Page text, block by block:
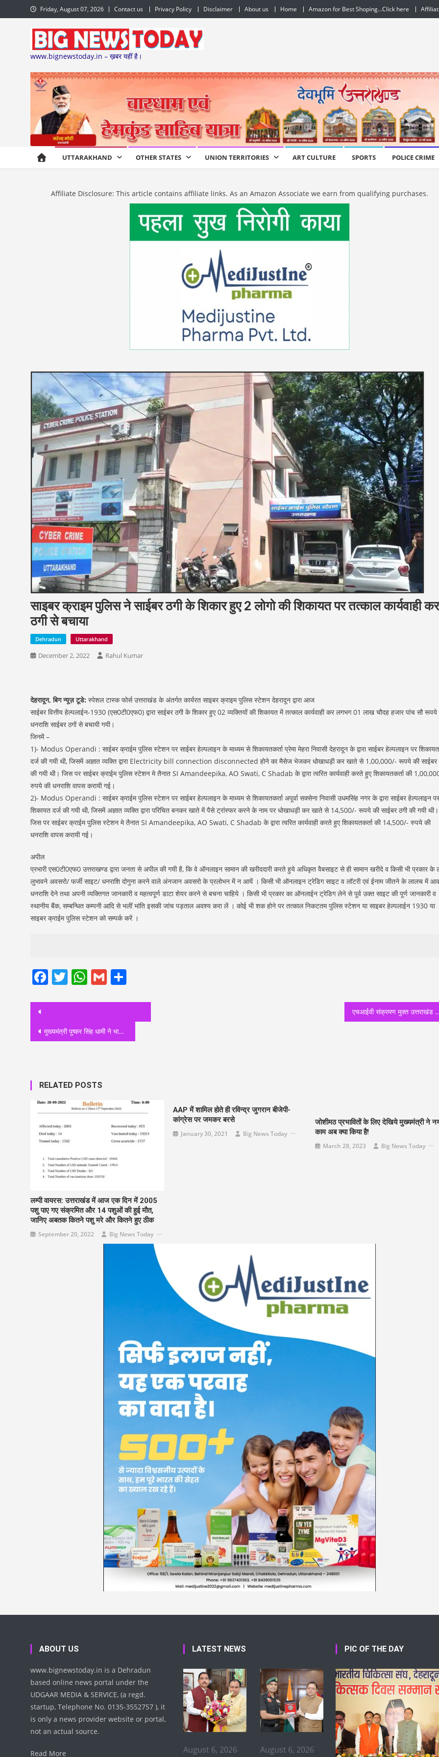
to
Friday, August 07, 2026 Contact us Privacy Policy Disclaimer About us Home Amazon for Best Shoping…Click here
www.bignewstoday.in – ख़बर यहीं है।
UTTARAKHAND OTHER STATES UNION TERRITORIES ART CULTURE SPORTS POLICE CRIME
Affiliate Disclosure: This article contains affiliate links. As an Amazon Associate we earn from qualifying purchases.
साइबर क्राइम पुलिस ने साईबर ठगी के शिकार हुए 2 लोगो की शिकायत पर तत्काल कार्यवाही कर
ठगी से बचाया
Dehradun Uttarakhand
December 2, 2022 Rahul Kumar
देहरादून, बिग न्यूज़ टूडे: स्पेशल टास्क फोर्स उत्तराखंड के अंतर्गत कार्यरत साइबर क्राइम पुलिस स्टेशन देहरादून द्वारा आज
साईबर वित्तीय हेल्पलाईन-1930 (एस0टी0एफ0) द्वारा साईबर ठगी के शिकार हुए 02 व्यक्तियों की शिकायत में तत्काल कार्यवाही कर लगभग 01 लाख चौदह हजार पांच सौ रूपये
धनराशि साईबर ठगों से बचायी गयी।
जिनमें –
1)- Modus Operandi : साईबर क्राईम पुलिस स्टेशन पर साईबर हेल्पलाइन के माध्यम से शिकायतकर्ता प्रेमा मेहरा निवासी देहरादून के द्वारा साईबर हेल्पलाइन पर शिकायत
दर्ज की गयी थी, जिसमें अज्ञात व्यक्ति द्वारा Electricity bill connection disconnected होने का मैसेज भेजकर धोखाधड़ी कर खाते से 1,00,000/- रूपये की साईबर
की गयी थी। जिस पर साईबर क्राईम पुलिस स्टेशन मे तैनात SI Amandeepika, AO Swati, C Shadab के द्वारा त्वरित कार्यवाही करते हुए शिकायतकर्ता की
रुपये की धनराशि वापस करायी गई।
2)- Modus Operandi : साईबर क्राईम पुलिस स्टेशन पर साईबर हेल्पलाइन के माध्यम से शिकायतकर्ता अपूर्वा सक्सेना निवासी उधमसिंह नगर के द्वारा साईबर हेल्पलाइन पर
शिकायत दर्ज की गयी थी, जिसमें अज्ञात व्यक्ति द्वारा परिचित बनकर खाते में पैसे ट्रांस्फर करने के नाम पर धोखाधड़ी कर खाते से 14,500/- रूपये की साईबर ठगी की गयी थी।
जिस पर साईबर क्राईम पुलिस स्टेशन मे तैनात SI Amandeepika, AO Swati, C Shadab के द्वारा त्वरित कार्यवाही करते हुए शिकायतकर्ता की 14,500/- रुपये की
धनराशि वापस करायी गई।
अपील
प्रभारी एस0टी0एफ0 उत्तराखण्ड द्वारा जनता से अपील की गयी है, कि वे ऑनलाइन सामान की खरीददारी करते हुये अधिकृत वैबसाइट से ही सामान खरीदे व किसी भी प्रकार के
लुभावने अवसरो/ फर्जी साइट/ धनराशि दोगुना करने वाले अंनजान अवसरो के प्रलोभन में न आयें । किसी भी ऑनलाइन ट्रेडिग साइट व लॉटरी एवं ईनाम जीतने के लालच में
धनराशि देने तथा अपनी व्यक्तिगत जानकारी व महत्वपूर्ण डाटा शेयर करने से बचना चाहिये । किसी भी प्रकार का ऑनलाईन ट्रेडिग लेने से पूर्व उक्त साइट की पूर्ण जानकारी व
स्थानीय बैंक, सम्बन्धित कम्पनी आदि से भलीं भांति इसकी जांच पड़ताल अवश्य करा लें । कोई भी शक होने पर तत्काल निकटतम पुलिस स्टेशन या साइबर हेल्पलाईन 1930 या
साइबर क्राईम पुलिस स्टेशन को सम्पर्क करें ।
Facebook
Twitter
WhatsApp
Gmail
Post
navigation
मुख्यमंत्री पुष्कर सिंह धामी ने भाजपा के राष्ट्रीय अध्यक्ष जय प्रकाश नड्डा से मुलाकात कर दी जन्मदिन की शुभकामनाएं
एचआईवी संक्रमण मुक्त उत्तराखंड को लेकर गंभीर धामी सरकार,
RELATED POSTS
लम्पी वायरस: उत्तराखंड में आज एक दिन में 2005
पशु पाए गए संक्रमित और 14 पशुओं की हुई मौत,
जानिए अबतक कितने पशु मरे और कितने हुए ठीक
September 20, 2022 Big News Today
AAP में शामिल होते ही रविन्द्र जुगरान बीजेपी-
कांग्रेस पर जमकर बरसे
January 30, 2021 Big News Today
जोशीमठ प्रभावितों के लिए देखिये मुख्यमंत्री ने
काम अब क्या किया है!
March 28, 2023 Big News Today
ABOUT US
www.bignewstoday.in is a Dehradun
based online news portal under the
UDGAAR MEDIA & SERVICE, (a regd.
startup, Telephone No. 0135-3552757 ), it
is only a news provider website or portal,
not an actual source.
Read More
LATEST NEWS
August 6, 2026 August 6, 2026
PIC OF THE DAY